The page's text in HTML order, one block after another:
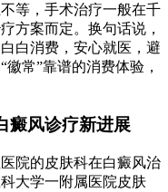
等，手术治疗一般在千
方案而定。换句话说，
白消费，安心就医，避
常”靠谱的消费体验，
风诊疗新进展
院的皮肤科在白癜风治
大学一附属医院皮肤